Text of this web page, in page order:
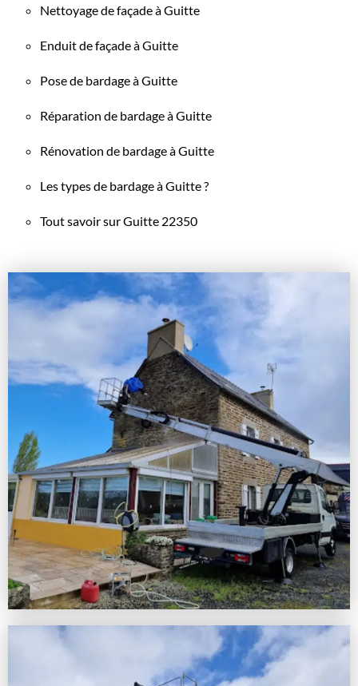
Nettoyage de façade à Guitte
Enduit de façade à Guitte
Pose de bardage à Guitte
Réparation de bardage à Guitte
Rénovation de bardage à Guitte
Les types de bardage à Guitte ?
Tout savoir sur Guitte 22350